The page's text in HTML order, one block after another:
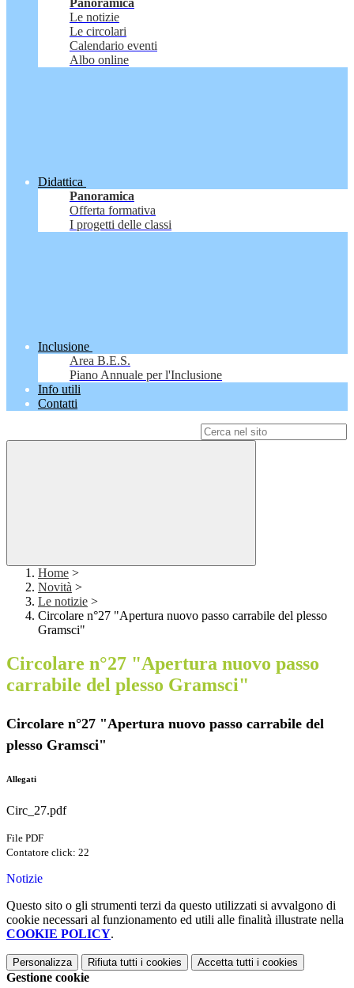
Panoramica
Le notizie
Le circolari
Calendario eventi
Albo online
Didattica
Panoramica
Offerta formativa
I progetti delle classi
Inclusione
Area B.E.S.
Piano Annuale per l'Inclusione
Info utili
Contatti
Home >
Novità >
Le notizie >
Circolare n°27 "Apertura nuovo passo carrabile del plesso
Gramsci"
Circolare n°27 "Apertura nuovo passo
carrabile del plesso Gramsci"
Circolare n°27 "Apertura nuovo passo carrabile del
plesso Gramsci"
Allegati
Circ_27.pdf
File PDF
Contatore click: 22
Notizie
Questo sito o gli strumenti terzi da questo utilizzati si avvalgono di
cookie necessari al funzionamento ed utili alle finalità illustrate nella
COOKIE POLICY.
Personalizza Rifiuta tutti i cookies Accetta tutti i cookies
Gestione cookie